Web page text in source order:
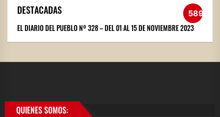
DESTACADAS 589
EL DIARIO DEL PUEBLO Nº 328 – DEL 01 AL 15 DE NOVIEMBRE 2023
QUIENES SOMOS: